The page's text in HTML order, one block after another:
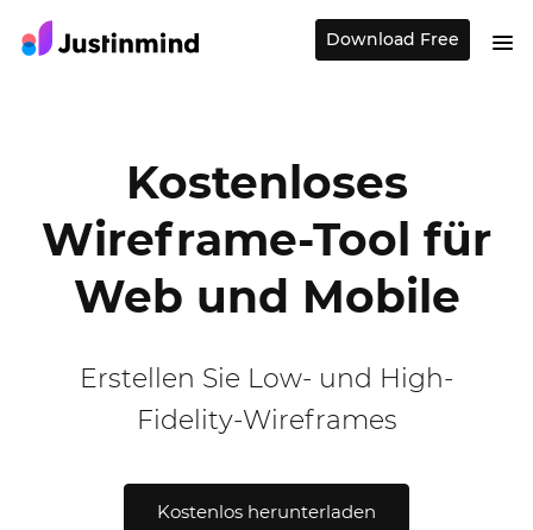
Download Free
Kostenloses
Wireframe-Tool für
Web und Mobile
Erstellen Sie Low- und High-
Fidelity-Wireframes
Kostenlos herunterladen